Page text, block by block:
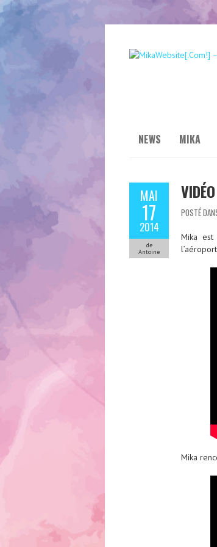
NEWS MIKA
MAI
17
2014
de
Antoine
POSTÉ
Mika
Mika